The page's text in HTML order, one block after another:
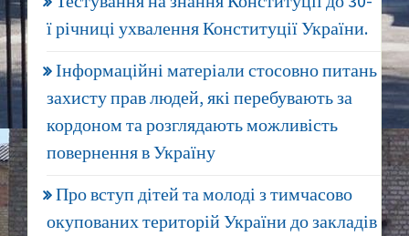
ї річниці ухвалення Конституції України.
Інформаційні матеріали стосовно питань
захисту прав людей, які перебувають за
кордоном та розглядають можливість
повернення в Україну
Про вступ дітей та молоді з тимчасово
окупованих територій України до закладів